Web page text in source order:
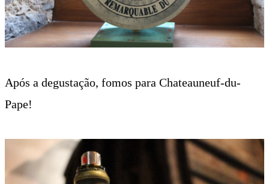
Após a degustação, fomos para Chateauneuf-du-
Pape!